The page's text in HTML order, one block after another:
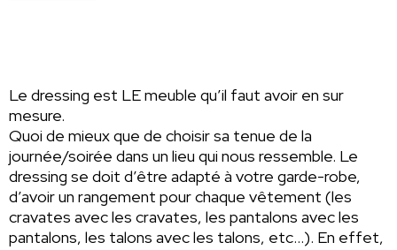
Le dressing est LE meuble qu’il faut avoir en sur
mesure.
Quoi de mieux que de choisir sa tenue de la
journée/soirée dans un lieu qui nous ressemble. Le
dressing se doit d’être adapté à votre garde-robe,
d’avoir un rangement pour chaque vêtement (les
cravates avec les cravates, les pantalons avec les
pantalons, les talons avec les talons, etc…). En effet,